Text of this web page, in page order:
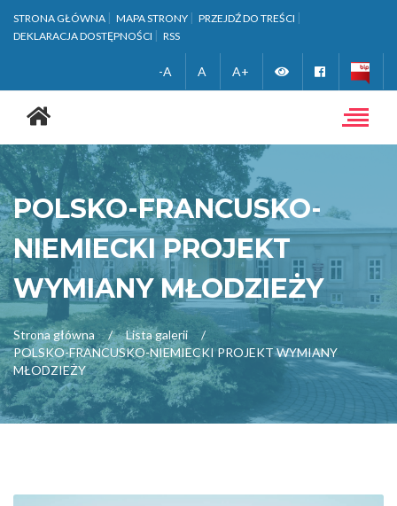
STRONA GŁÓWNA MAPA STRONY
PRZEJDŹ DO TREŚCI
DEKLARACJA DOSTĘPNOŚCI
RSS
-A A A+ Zmień
kontrastową
Facebook
Toggle
główna
POLSKO-FRANCUSKO-
NIEMIECKI PROJEKT
WYMIANY MŁODZIEŻY
Strona główna
Lista galerii
POLSKO-FRANCUSKO-NIEMIECKI PROJEKT WYMIANY
MŁODZIEŻY